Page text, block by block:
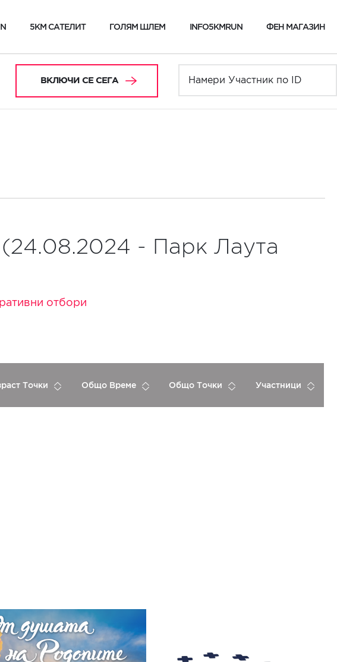
5KM САТЕЛИТ ГОЛЯМ ШЛЕМ INFO5KMRUN ФЕН МАГАЗИН
ВКЛЮЧИ СЕ СЕГА
- Парк Лаута
отбори
Точки Общо Време Общо Точки Участници